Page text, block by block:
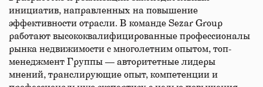
инициатив, направленных на повышение
эффективности отрасли. В команде Sezar Group
работают высококвалифицированные профессионалы
рынка недвижимости с многолетним опытом, топ-
менеджмент Группы — авторитетные лидеры
мнений, транслирующие опыт, компетенции и